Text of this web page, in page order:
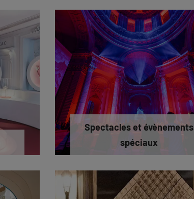
Spectacles et évènements
spéciaux